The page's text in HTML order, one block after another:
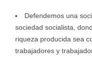
Defendemos una
sociedad socialista,
riqueza producida sea
trabajadores y